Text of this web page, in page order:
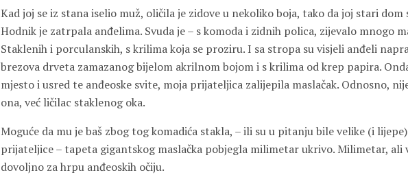
Kad joj se iz stana iselio muž, oličila je zidove u nekoliko boja, tako da joj stari dom
Hodnik je zatrpala anđelima. Svuda je – s komoda i zidnih polica, zijevalo mnogo
Staklenih i porculanskih, s krilima koja se proziru. I sa stropa su visjeli anđeli
brezova drveta zamazanog bijelom akrilnom bojom i s krilima od krep papira.
mjesto i usred te anđeoske svite, moja prijateljica zalijepila maslačak. Odnosno,
ona, već ličilac staklenog oka.
Moguće da mu je baš zbog tog komadića stakla, – ili su u pitanju bile velike (i
prijateljice – tapeta gigantskog maslačka pobjegla milimetar ukrivo. Milimetar, ali
dovoljno za hrpu anđeoskih očiju.